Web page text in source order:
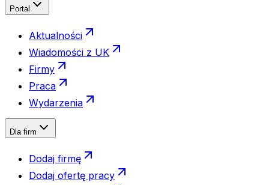
Portal
Aktualności
Wiadomości z UK
Firmy
Praca
Wydarzenia
Dla firm
Dodaj firmę
Dodaj ofertę pracy